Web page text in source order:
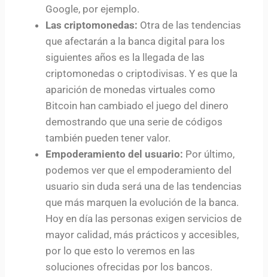
Google, por ejemplo.
Las criptomonedas: Otra de las tendencias
que afectarán a la banca digital para los
siguientes años es la llegada de las
criptomonedas o criptodivisas. Y es que la
aparición de monedas virtuales como
Bitcoin han cambiado el juego del dinero
demostrando que una serie de códigos
también pueden tener valor.
Empoderamiento del usuario: Por último,
podemos ver que el empoderamiento del
usuario sin duda será una de las tendencias
que más marquen la evolución de la banca.
Hoy en día las personas exigen servicios de
mayor calidad, más prácticos y accesibles,
por lo que esto lo veremos en las
soluciones ofrecidas por los bancos.